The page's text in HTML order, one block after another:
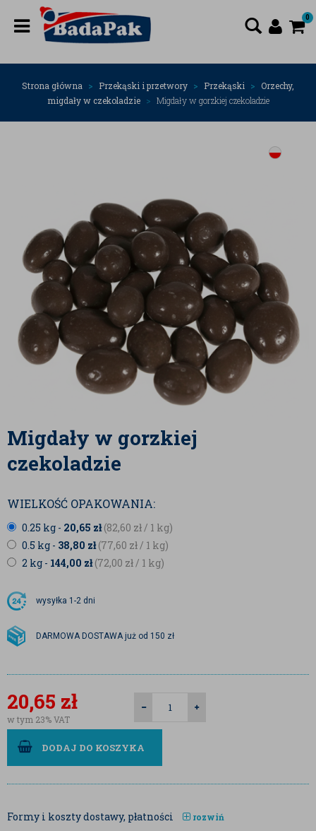
0
Strona główna Przekąski i przetwory Przekąski
Orzechy,
migdały w czekoladzie
Migdały w gorzkiej czekoladzie
Migdały w gorzkiej
czekoladzie
WIELKOŚĆ OPAKOWANIA:
0.25 kg - 20,65 zł(82,60 zł / 1 kg)
0.5 kg - 38,80 zł(77,60 zł / 1 kg)
2 kg - 144,00 zł(72,00 zł / 1 kg)
wysyłka 1-2 dni
DARMOWA DOSTAWA już od 150 zł
20,65 zł
w tym 23% VAT
DODAJ DO KOSZYKA
Formy i koszty dostawy, płatności rozwiń